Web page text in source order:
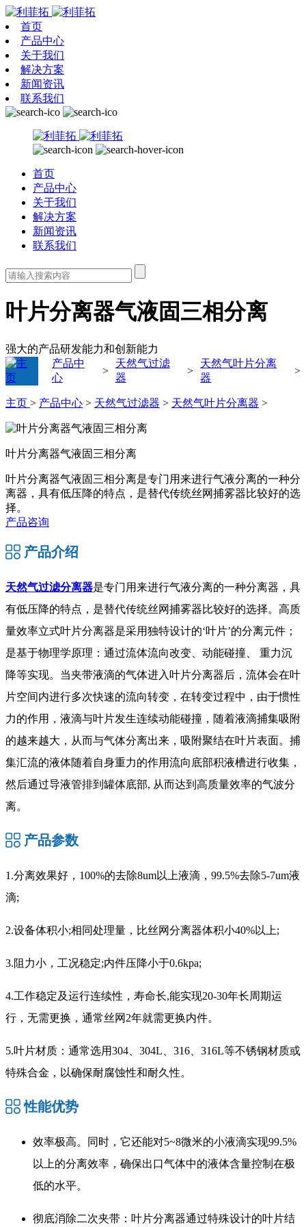
首页
产品中心
关于我们
解决方案
新闻资讯
联系我们
首页
产品中心
关于我们
解决方案
新闻资讯
联系我们
叶片分离器气液固三相分离
强大的产品研发能力和创新能力
产品中
心
>
天然气过滤
器
>
天然气叶片分离
器
>
主页 > 产品中心 > 天然气过滤器 > 天然气叶片分离器 >
叶片分离器气液固三相分离
叶片分离器气液固三相分离是专门用来进行气液分离的一种分
离器，具有低压降的特点，是替代传统丝网捕雾器比较好的选
择。
产品咨询
产品介绍
天然气过滤分离器是专门用来进行气液分离的一种分离器，具
有低压降的特点，是替代传统丝网捕雾器比较好的选择。高质
量效率立式叶片分离器是采用独特设计的‘叶片’的分离元件；
是基于物理学原理：通过流体流向改变、动能碰撞、 重力沉
降等实现。当夹带液滴的气体进入叶片分离器后，流体会在叶
片空间内进行多次快速的流向转变，在转变过程中，由于惯性
力的作用，液滴与叶片发生连续动能碰撞，随着液滴捕集吸附
的越来越大，从而与气体分离出来，吸附聚结在叶片表面。捕
集汇流的液体随着自身重力的作用流向底部积液槽进行收集，
然后通过导液管排到罐体底部, 从而达到高质量效率的气波分
离。
产品参数
1.分离效果好，100%的去除8um以上液滴，99.5%去除5-7um液
滴;
2.设备体积小;相同处理量，比丝网分离器体积小40%以上;
3.阻力小，工况稳定;内件压降小于0.6kpa;
4.工作稳定及运行连续性，寿命长,能实现20-30年长周期运
行，无需更换，通常丝网2年就需更换内件。
5.叶片材质：通常选用304、304L、316、316L等不锈钢材质或
特殊合金，以确保耐腐蚀性和耐久性。
性能优势
效率极高。同时，它还能对5~8微米的小液滴实现99.5%
以上的分离效率，确保出口气体中的液体含量控制在极
低的水平。
彻底消除二次夹带：叶片分离器通过特殊设计的叶片结